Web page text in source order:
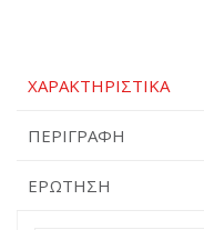
ΧΑΡΑΚΤΗΡΙΣΤΙΚΆ
ΠΕΡΙΓΡΑΦΉ
ΕΡΏΤΗΣΗ